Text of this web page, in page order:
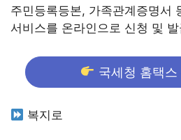
주민등록등본, 가족관계증명서
서비스를 온라인으로 신청 및 발
국세청 홈택스
복지로